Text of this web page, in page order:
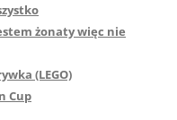
żonaty więc nie
(LEGO)
Cup